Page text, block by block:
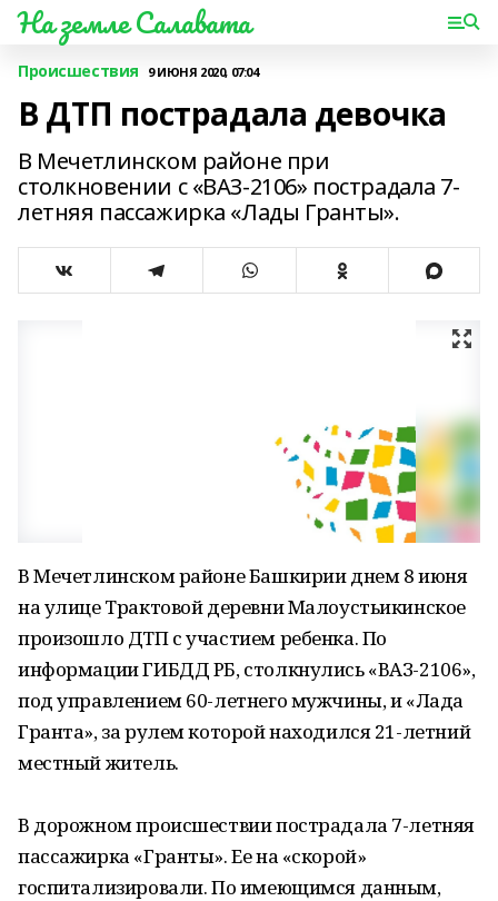
На земле Салавата
Происшествия 9 ИЮНЯ 2020, 07:04
В ДТП пострадала девочка
В Мечетлинском районе при
столкновении с «ВАЗ-2106» пострадала 7-
летняя пассажирка «Лады Гранты».
В Мечетлинском районе Башкирии днем 8 июня
на улице Трактовой деревни Малоустьикинское
произошло ДТП с участием ребенка. По
информации ГИБДД РБ, столкнулись «ВАЗ-2106»,
под управлением 60-летнего мужчины, и «Лада
Гранта», за рулем которой находился 21-летний
местный житель.
В дорожном происшествии пострадала 7-летняя
пассажирка «Гранты». Ее на «скорой»
госпитализировали. По имеющимся данным,